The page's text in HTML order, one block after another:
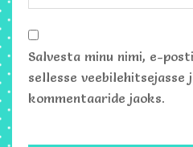
Salvesta minu nimi, e-
sellesse veebilehitsejasse
kommentaaride jaoks.